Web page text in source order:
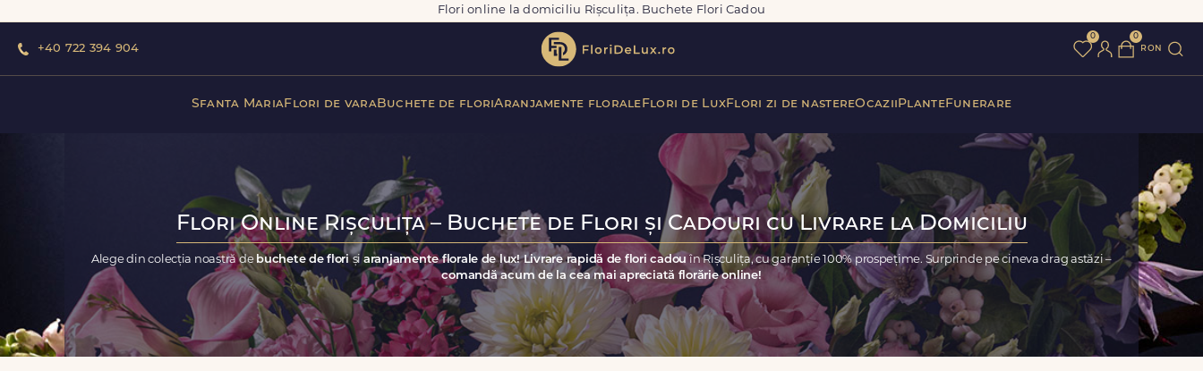
Flori online la domiciliu Rișculița. Buchete Flori Cadou
+40 722 394 904
0 0
ron
Sfanta MariaFlori de varaBuchete de floriAranjamente florale Flori de LuxFlori zi de nastereOcazii PlanteFunerare
Flori Online Rișculița – Buchete de Flori și Cadouri cu Livrare la Domiciliu
Alege din colecția noastră de buchete de floriși aranjamente florale de lux! Livrare rapidă de flori cadou în Rișculița, cu garanție 100% prospețime. Surprinde pe cineva drag astăzi –
comandă acum de la cea mai apreciată florărie online!